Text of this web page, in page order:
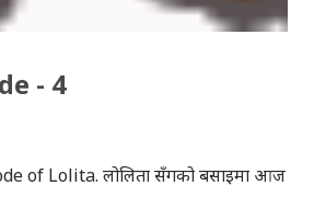
केही दिनपछि मेरो ईनबक्समा एउटा कम्पनी
- 4
of Lolita. लोलिता सँगको बसाइमा आज